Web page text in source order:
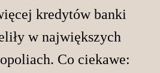
kredytów banki
w największych
Co ciekawe: